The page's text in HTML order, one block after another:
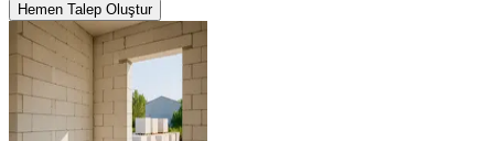
Hemen Talep Oluştur